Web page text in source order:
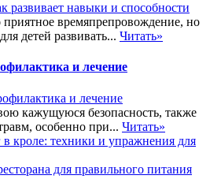
приятное времяпрепровождение, но
детей развивать... Читать»
и лечение
кажущуюся безопасность, также
особенно при... Читать»
кроле: техники и упражнения для
для правильного питания